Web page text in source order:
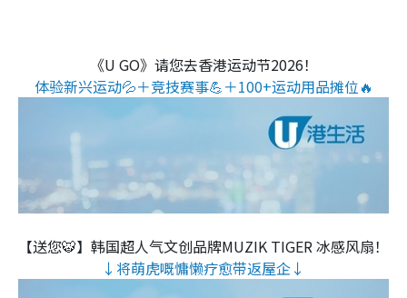
《U GO》请您去香港运动节2026！
体验新兴运动💦＋竞技赛事💪＋100+运动用品摊位🔥
【送您🐯】韩国超人气文创品牌MUZIK TIGER 冰感风扇！
↓将萌虎嘅慵懒疗愈带返屋企↓